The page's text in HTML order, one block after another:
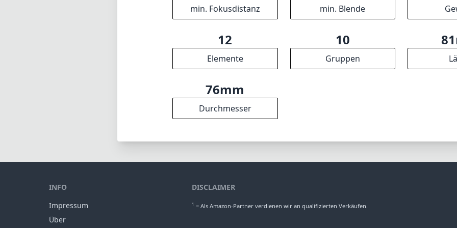
min. Fokusdistanz min. Blende
12
Elemente
10
Gruppen
76mm
Durchmesser
INFO
Impressum
Über
DISCLAIMER
1 = Als Amazon-Partner verdienen wir an qualifizierten Verkäufen.